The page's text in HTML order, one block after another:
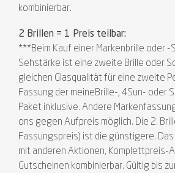
kombinierbar.
2 Brillen = 1 Preis teilbar:
***Beim Kauf einer Markenbrille oder -
Sehstärke ist eine zweite Brille oder
gleichen Glasqualität für eine zweite
Fassung der meineBrille-, 4Sun- oder
Paket inklusive. Andere
ons gegen Aufpreis möglich. Die 2.
Fassungspreis) ist die günstigere.
mit anderen Aktionen, Komplettpreis-
Gutscheinen kombinierbar. Gültig bis